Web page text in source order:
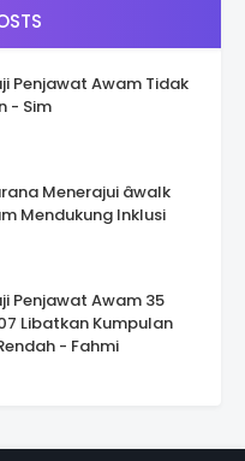
Penjawat Awam Tidak
- Sim
Menerajui âwalk
Mendukung Inklusi
Penjawat Awam 35
Libatkan Kumpulan
- Fahmi